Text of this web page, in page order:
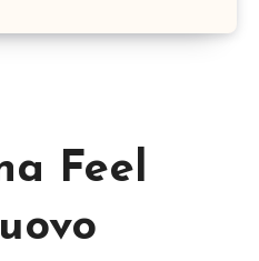
Feel